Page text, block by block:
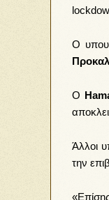
Ο
Ο
Άλλοι
την